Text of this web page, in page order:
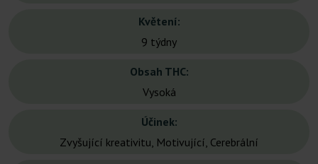
Květení:
9 týdny
Obsah THC:
Vysoká
Účinek:
Zvyšující kreativitu, Motivující, Cerebrální